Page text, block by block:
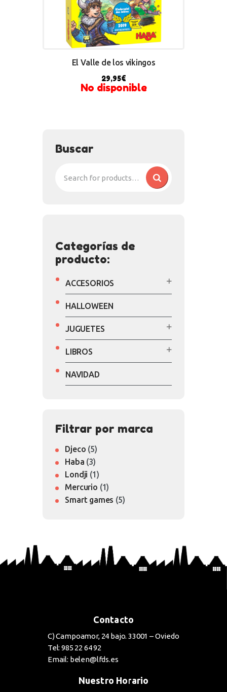
El Valle de los vikingos
29,95€
No disponible
Buscar
Categorías de
producto:
ACCESORIOS
HALLOWEEN
JUGUETES
LIBROS
NAVIDAD
Filtrar por marca
Djeco (5)
Haba (3)
Londji (1)
Mercurio (1)
Smart games (5)
Contacto
C) Campoamor, 24 bajo. 33001 – Oviedo
Tel: 985 22 64 92
Email: belen@lfds.es
Nuestro Horario